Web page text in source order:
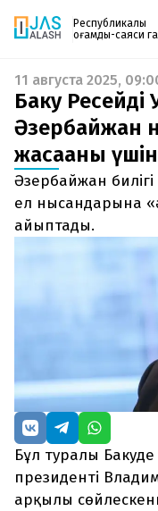
Республикалық
қоғамдық-саяси
Жаңалықтар
Спорт
Live
Руханият
Аймақ
Архив
Заң және тәртіп
Редакциямен байланыс
+7 708 604 51 06
Газетке
PDF форматтағы
поштаңызға алып
шыққан сәтте сізге
енгізіңіз, біз қалғанын
11 августа 2025,
Баку Ресейді
Әзербайжан
жасағаны
Әзербайжан
ел нысандарына
айыптады.
Бұл туралы
президенті
арқылы